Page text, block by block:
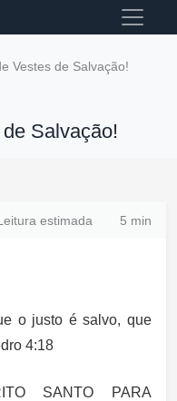
Vestes de Salvação!
Salvação!
estimada 5 min
o justo é salvo, que
4:18
SANTO PARA